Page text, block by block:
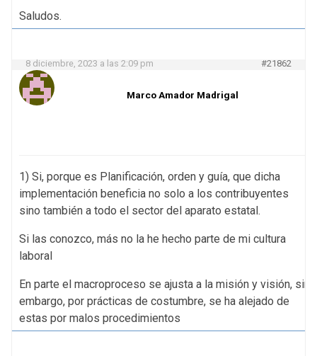
Saludos.
8 diciembre, 2023 a las 2:09 pm #21862
Marco Amador Madrigal
1) Si, porque es Planificación, orden y guía, que dicha
implementación beneficia no solo a los contribuyentes
sino también a todo el sector del aparato estatal.
Si las conozco, más no la he hecho parte de mi cultura
laboral
En parte el macroproceso se ajusta a la misión y visión, sin
embargo, por prácticas de costumbre, se ha alejado de
estas por malos procedimientos